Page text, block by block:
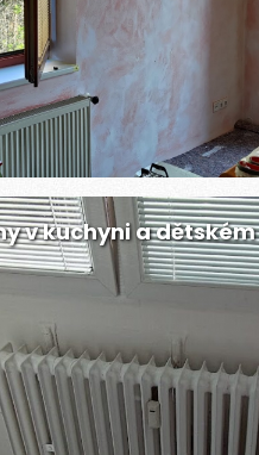
v kuchyni a